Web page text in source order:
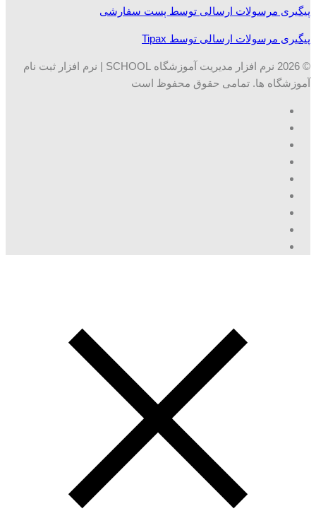
پیگیری مرسولات ارسالی توسط پست سفارشی
پیگیری مرسولات ارسالی توسط Tipax
© 2026 نرم افزار مدیریت آموزشگاه SCHOOL | نرم افزار ثبت نام
آموزشگاه ها. تمامی حقوق محفوظ است